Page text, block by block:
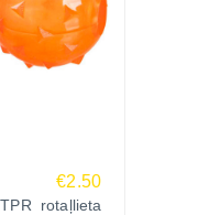
€2.50
rotaļlieta